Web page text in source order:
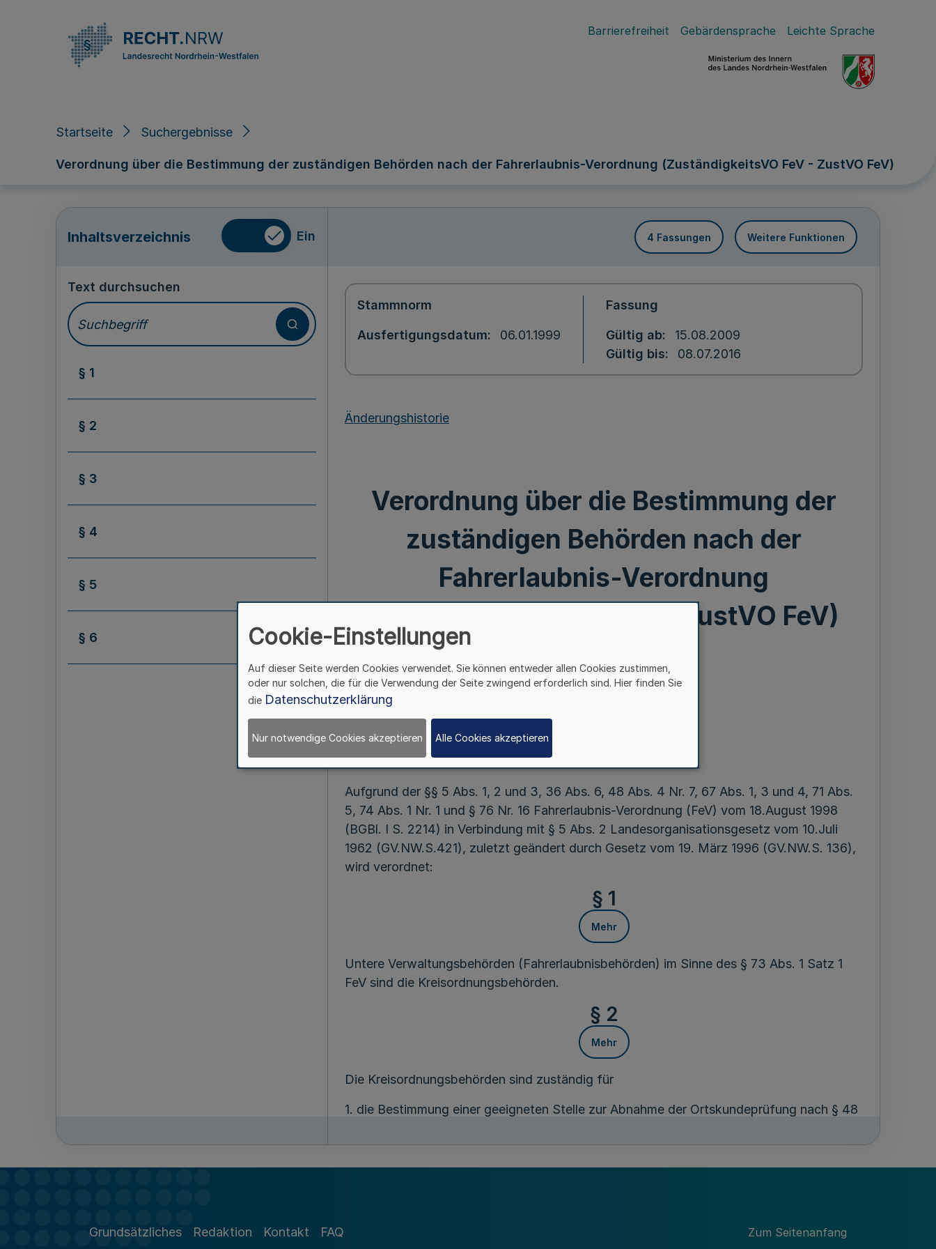
Barrierefreiheit Gebärdensprache Leichte Sprache
Startseite Suchergebnisse
Verordnung über die Bestimmung der zuständigen Behörden nach der Fahrerlaubnis-Verordnung (ZuständigkeitsVO FeV - ZustVO FeV)
Inhaltsverzeichnis Ein 4 Fassungen Weitere Funktionen
Text durchsuchen
§ 1
§ 2
§ 3
§ 4
§ 5
§ 6
Stammnorm
Ausfertigungsdatum 06.01.1999
Fassung
Gültig ab
15.08.2009
Gültig bis
08.07.2016
Änderungshistorie
Verordnung über die Bestimmung der
zuständigen Behörden nach der
Fahrerlaubnis-Verordnung
(ZuständigkeitsVO FeV - ZustVO FeV)
Vom 6. Januar 1999
Aufgrund der §§ 5 Abs. 1, 2 und 3, 36 Abs. 6, 48 Abs. 4 Nr. 7, 67 Abs. 1, 3 und 4, 71 Abs.
5, 74 Abs. 1 Nr. 1 und § 76 Nr. 16 Fahrerlaubnis-Verordnung (FeV) vom 18.August 1998
(BGBl. I S. 2214) in Verbindung mit § 5 Abs. 2 Landesorganisationsgesetz vom 10.Juli
1962 (GV.NW.S.421), zuletzt geändert durch Gesetz vom 19. März 1996 (GV.NW.S. 136),
wird verordnet:
§ 1
Mehr
Untere Verwaltungsbehörden (Fahrerlaubnisbehörden) im Sinne des § 73 Abs. 1 Satz 1
FeV sind die Kreisordnungsbehörden.
§ 2
Mehr
Die Kreisordnungsbehörden sind zuständig für
1. die Bestimmung einer geeigneten Stelle zur Abnahme der Ortskundeprüfung nach § 48
4. die Erteilung von Ausnahmegenehmigungen nach § 74 Abs. 1 Nr. 1 FeV von den
Grundsätzliches Redaktion Kontakt FAQ Zum Seitenanfang
Cookie-Einstellungen
Auf dieser Seite werden Cookies verwendet. Sie können entweder allen Cookies zustimmen,
oder nur solchen, die für die Verwendung der Seite zwingend erforderlich sind. Hier finden Sie
die Datenschutzerklärung
Nur notwendige Cookies akzeptieren Alle Cookies akzeptieren